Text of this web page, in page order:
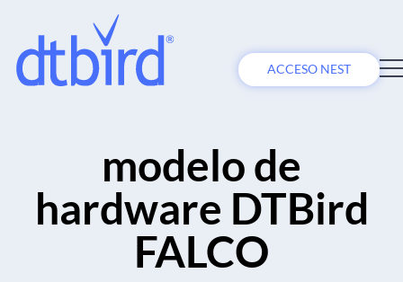
ACCESO NEST
modelo de
hardware DTBird
FALCO